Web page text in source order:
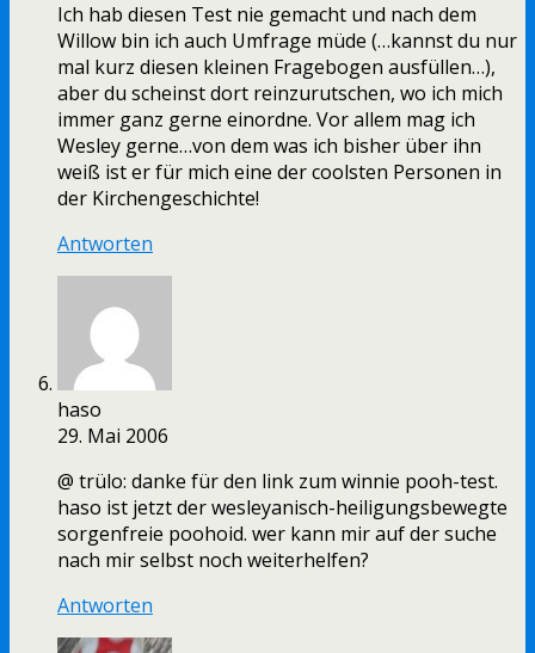
Ich hab diesen Test nie gemacht und nach dem
Willow bin ich auch Umfrage müde (…kannst du nur
mal kurz diesen kleinen Fragebogen ausfüllen…),
aber du scheinst dort reinzurutschen, wo ich mich
immer ganz gerne einordne. Vor allem mag ich
Wesley gerne…von dem was ich bisher über ihn
weiß ist er für mich eine der coolsten Personen in
der Kirchengeschichte!
Antworten
haso
29. Mai 2006
@ trülo: danke für den link zum winnie pooh-test.
haso ist jetzt der wesleyanisch-heiligungsbewegte
sorgenfreie poohoid. wer kann mir auf der suche
nach mir selbst noch weiterhelfen?
Antworten